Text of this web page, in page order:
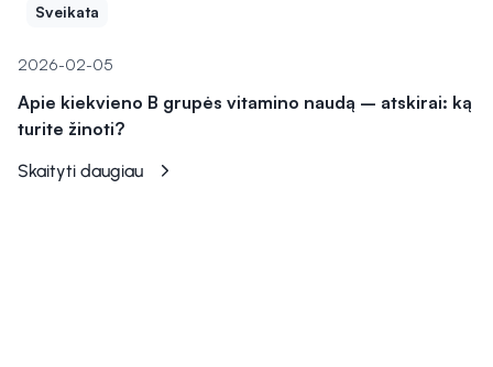
Sveikata
2026-02-05
Apie kiekvieno B grupės vitamino naudą – atskirai: ką
turite žinoti?
Skaityti daugiau